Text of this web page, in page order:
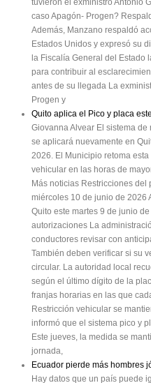
tuvieron el exministro Antonio
caso Apagón- Progen?
Además, Manzano respaldó
Estados Unidos y expresó su
la Fiscalía General del Estado
para contribuir al
antes de su llegada La
Progen y
Quito aplica el Pico y placa
Giovanna Alvear El sistema
se aplicará nuevamente en
2026. El Municipio retoma
vehicular en las horas de
Más noticias Restricciones del
miércoles 10 de junio de 2026
Quito este martes 9 de junio
autorizaciones La
conductores revisar con
También deben verificar si su
circular. La autoridad local
según el último dígito de la
franjas horarias en las que
Restricción vehicular se
informó que el sistema pico y
Este jueves, la medida se
jornada,
Ecuador pierde más hombres
Hay datos que un país puede